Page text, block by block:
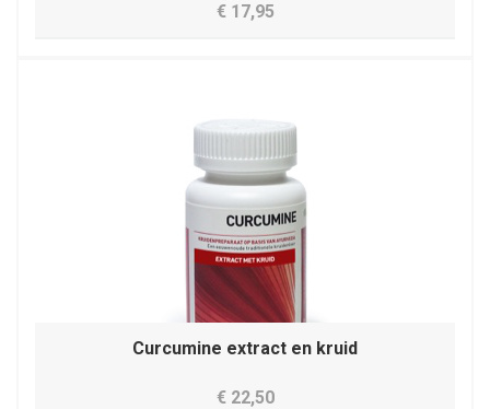
€ 17,95
Curcumine extract en kruid
€ 22,50